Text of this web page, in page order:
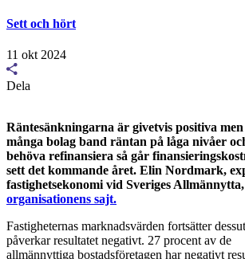
Sett och hört
11 okt 2024
Dela
Räntesänkningarna är givetvis positiva
många bolag band räntan på låga nivåer
behöva refinansiera så går
sett det kommande året. Elin Nordmark,
fastighetsekonomi vid Sveriges
organisationens sajt.
Fastigheternas marknadsvärden fortsätter
påverkar resultatet negativt. 27 procent av de
allmännyttiga bostadsföretagen har negativt